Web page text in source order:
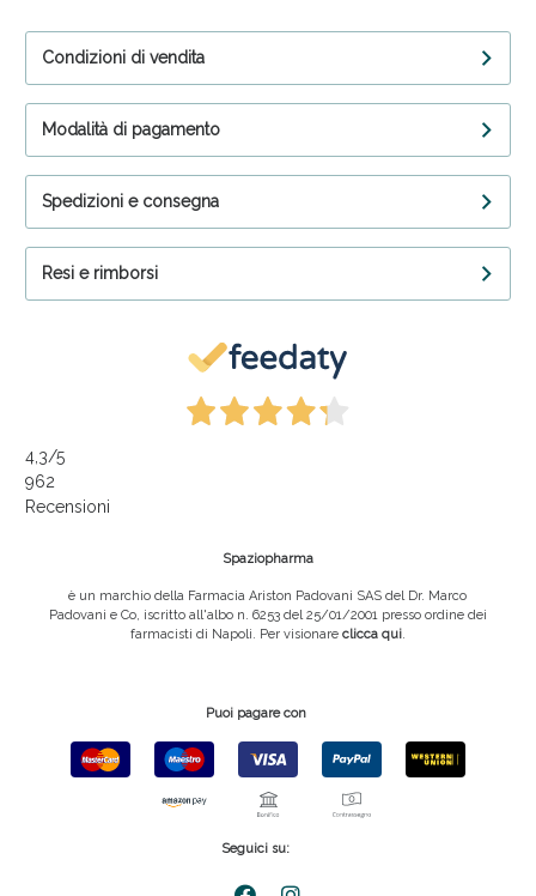
Condizioni di vendita
Modalità di pagamento
Spedizioni e consegna
Resi e rimborsi
4,3/5
962
Recensioni
Spaziopharma
è un marchio della Farmacia Ariston Padovani SAS del Dr. Marco
Padovani e Co, iscritto all'albo n. 6253 del 25/01/2001 presso ordine dei
farmacisti di Napoli. Per visionare clicca qui.
Puoi pagare con
Seguici su: